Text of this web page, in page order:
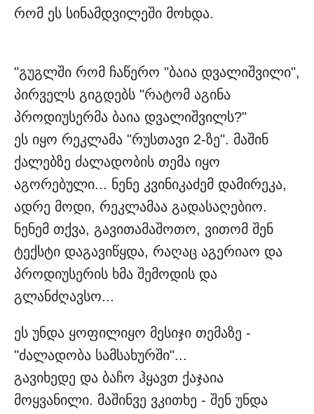
რომ ეს სინამდვილეში მოხდა.
"გუგლში რომ ჩაწერო "ბაია დვალიშვილი",
პირველს გიგდებს "რატომ აგინა
პროდიუსერმა ბაია დვალიშვილს?"
ეს იყო რეკლამა "რუსთავი 2-ზე". მაშინ
ქალებზე ძალადობის თემა იყო
აგორებული... ნენე კვინიკაძემ დამირეკა,
ადრე მოდი, რეკლამაა გადასაღებიო.
ნენემ თქვა, გავითამაშოთო, ვითომ შენ
ტექსტი დაგავიწყდა, რაღაც აგერიაო და
პროდიუსერის ხმა შემოდის და
გლანძღავსო...
ეს უნდა ყოფილიყო მესიჯი თემაზე -
"ძალადობა სამსახურში"...
გავიხედე და ბაჩო ჰყავთ ქაჯაია
მოყვანილი. მაშინვე ვკითხე - შენ უნდა